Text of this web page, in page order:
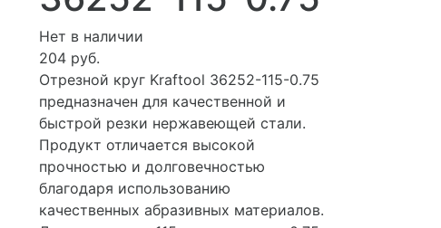
Нет в наличии
204 руб.
Отрезной круг Kraftool 36252-115-0.75
предназначен для качественной и
быстрой резки нержавеющей стали.
Продукт отличается высокой
прочностью и долговечностью
благодаря использованию
качественных абразивных материалов.